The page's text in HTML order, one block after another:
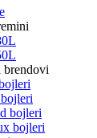
brendovi
bojleri
bojleri